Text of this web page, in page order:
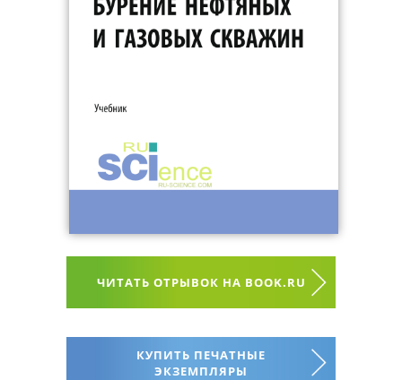
ЧИТАТЬ ОТРЫВОК НА BOOK.RU
КУПИТЬ ПЕЧАТНЫЕ
ЭКЗЕМПЛЯРЫ